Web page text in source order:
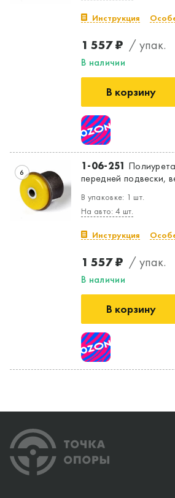
Инструкция
1 557 ₽ / упак.
В наличии
В корзину
6 1-06-251
передней подвески,
В упаковке: 1 шт.
На авто: 4 шт.
Инструкция
1 557 ₽ / упак.
В наличии
В корзину